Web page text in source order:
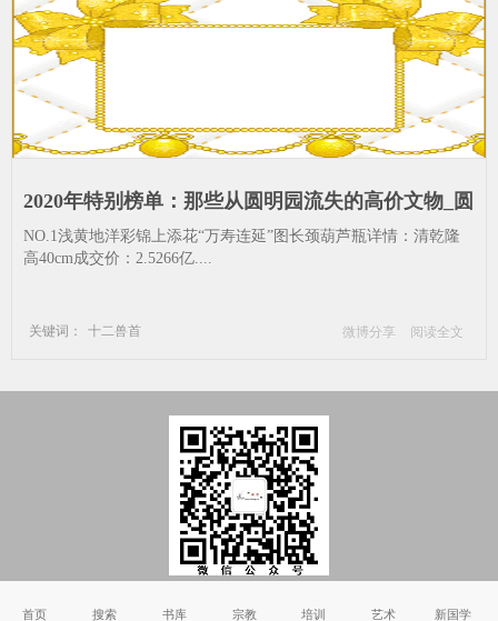
2020年特别榜单：那些从圆明园流失的高价文物_圆
圆明罹难160周年-放山居--时间-备注-详情
NO.1浅黄地洋彩锦上添花“万寿连延”图长颈葫芦瓶详情：清乾隆
高40cm成交价：2.5266亿....
关键词：
十二兽首
微博分享 阅读全文
Copyright © 2002-2011 国学书院_国学_国学网_国学网站 版权所有
首页 搜索 书库 宗教 培训 艺术 新国学